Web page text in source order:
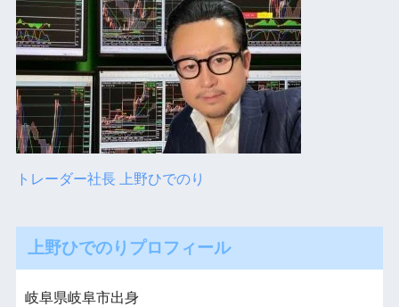
トレーダー社長 上野ひでのり
上野ひでのりプロフィール
岐阜県岐阜市出身